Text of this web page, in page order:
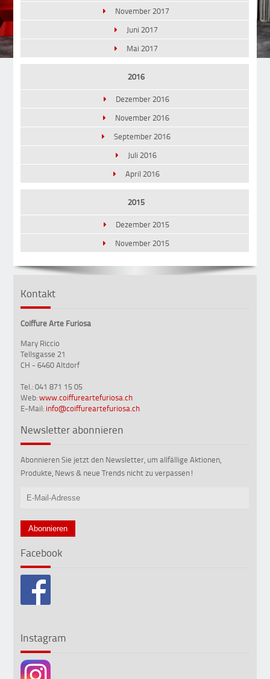
November 2017
Juni 2017
Mai 2017
2016
Dezember 2016
November 2016
September 2016
Juli 2016
April 2016
2015
Dezember 2015
November 2015
Kontakt
Coiffure Arte Furiosa
Mary Riccio
Tellsgasse 21
CH - 6460 Altdorf
Tel.: 041 871 15 05
Web:www.coiffureartefuriosa.ch
E-Mail: info@coiffureartefuriosa.ch
Newsletter abonnieren
Abonnieren Sie jetzt den Newsletter, um allfällige Aktionen,
Produkte, News & neue Trends nicht zu verpassen!
Facebook
Instagram